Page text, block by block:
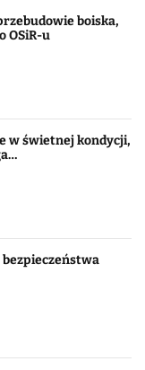
boiska,
OSiR-u
w świetnej kondycji,
bezpieczeństwa